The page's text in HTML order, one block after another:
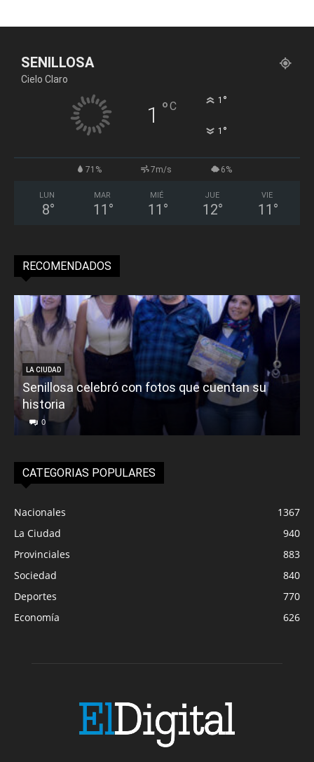
SENILLOSA
Cielo Claro
1 °C 1 °
1 °
71% 7m/s 6%
LUN
8°
MAR
11 °
MIÉ
11 °
JUE
12°
VIE
11 °
RECOMENDADOS
LA CIUDAD
Senillosa celebró con fotos que cuentan su
historia
0
CATEGORIAS POPULARES
Nacionales
1367
La Ciudad
940
Provinciales
883
Sociedad
840
Deportes
770
Economía
626